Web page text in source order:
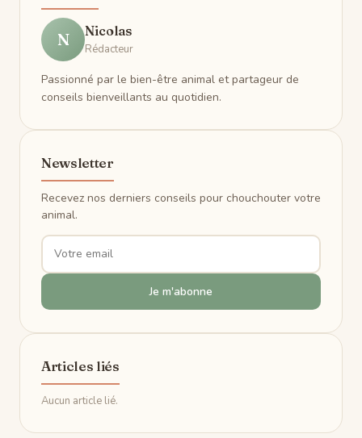
N Nicolas
Rédacteur
Passionné par le bien-être animal et partageur de
conseils bienveillants au quotidien.
Newsletter
Recevez nos derniers conseils pour chouchouter votre
animal.
Je m'abonne
Articles liés
Aucun article lié.